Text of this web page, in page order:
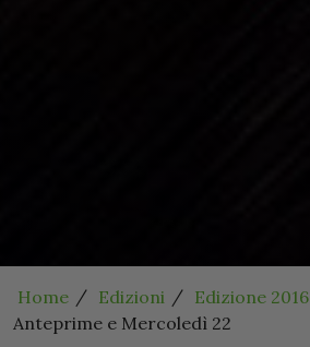
Home Edizioni
Edizione 2016
Anteprime e Mercoledì 22